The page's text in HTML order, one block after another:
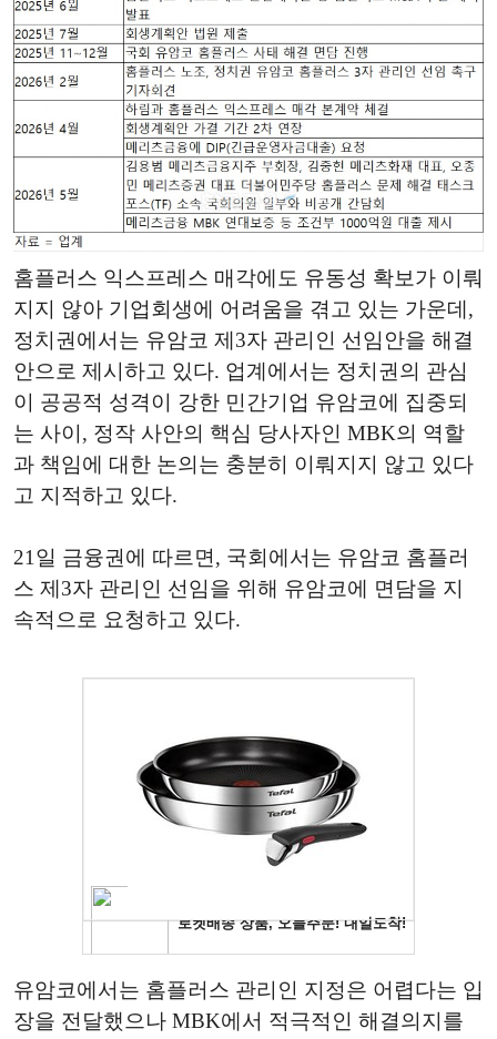
홈플러스 익스프레스 매각에도 유동성 확보가 이뤄
지지 않아 기업회생에 어려움을 겪고 있는 가운데,
정치권에서는 유암코 제3자 관리인 선임안을 해결
안으로 제시하고 있다. 업계에서는 정치권의 관심
이 공공적 성격이 강한 민간기업 유암코에 집중되
는 사이, 정작 사안의 핵심 당사자인 MBK의 역할
과 책임에 대한 논의는 충분히 이뤄지지 않고 있다
고 지적하고 있다.
21일 금융권에 따르면, 국회에서는 유암코 홈플러
스 제3자 관리인 선임을 위해 유암코에 면담을 지
속적으로 요청하고 있다.
유암코에서는 홈플러스 관리인 지정은 어렵다는 입
장을 전달했으나 MBK에서 적극적인 해결의지를